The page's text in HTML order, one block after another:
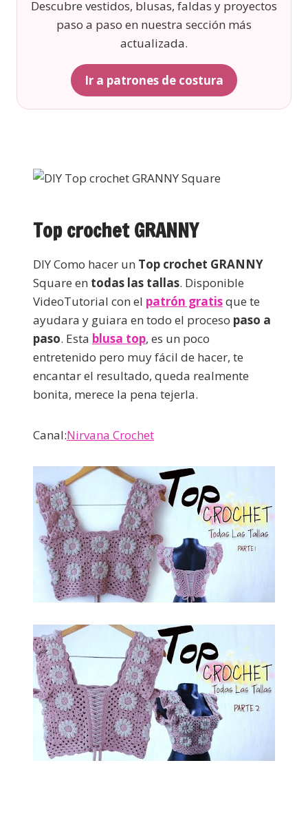
Descubre vestidos, blusas, faldas y proyectos
paso a paso en nuestra sección más
actualizada.
Ir a patrones de costura
Top crochet GRANNY
DIY Como hacer un Top crochet GRANNY
Square en todas las tallas. Disponible
VideoTutorial con el patrón gratisque te
ayudara y guiara en todo el proceso paso a
paso. Esta blusa top, es un poco
entretenido pero muy fácil de hacer, te
encantar el resultado, queda realmente
bonita, merece la pena tejerla.
Canal:Nirvana Crochet